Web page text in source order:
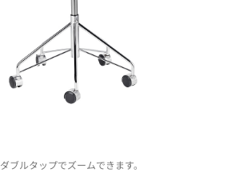
ダブルタップでズームできます。